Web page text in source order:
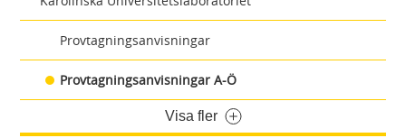
Provtagningsanvisningar
Provtagningsanvisningar A-Ö
Visa fler